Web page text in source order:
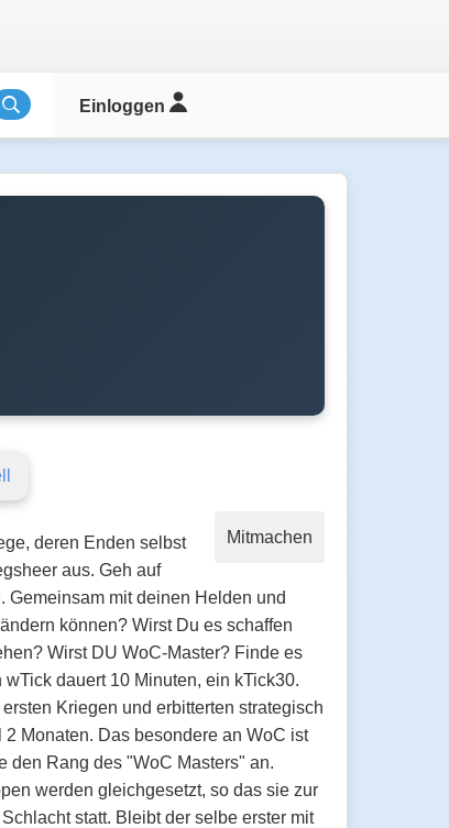
Einloggen
Mitmachen
deren Enden selbst
aus. Geh auf
Gemeinsam mit deinen Helden und
können? Wirst Du es schaffen
Wirst DU WoC-Master? Finde es
dauert 10 Minuten, ein kTick30.
Kriegen und erbitterten strategisch
Monaten. Das besondere an WoC ist
den Rang des "WoC Masters" an.
werden gleichgesetzt, so das sie zur
statt. Bleibt der selbe erster mit